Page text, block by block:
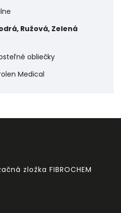
Ružová, Zelená
obliečky
Medical
zložka FIBROCHEM